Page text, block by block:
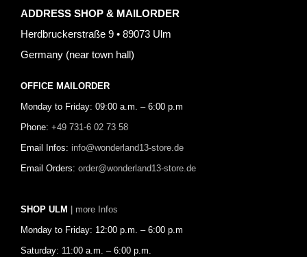
ADDRESS SHOP & MAILORDER
Herdbruckerstraße 9 • 89073 Ulm
Germany (near town hall)
OFFICE MAILORDER
Monday to Friday: 09:00 a.m. – 6:00 p.m
Phone: +49 731-6 02 73 58
Email Infos: info@wonderland13-store.de
Email Orders: order@wonderland13-store.de
SHOP ULM | more Infos
Monday to Friday: 12:00 p.m. – 6:00 p.m
Saturday: 11:00 a.m. – 6:00 p.m.